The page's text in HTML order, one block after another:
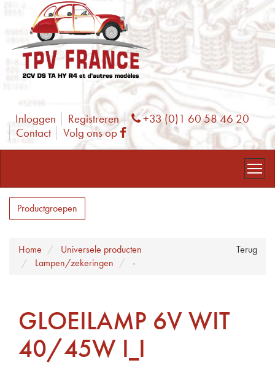
Inloggen Registreren Phone
+33 (0)1 60 58 46 20
Contact
Volg ons op Facebook
Productgroepen
Terug
Home
Universele producten
Lampen/zekeringen
-
GLOEILAMP 6V WIT
40/45W I_I